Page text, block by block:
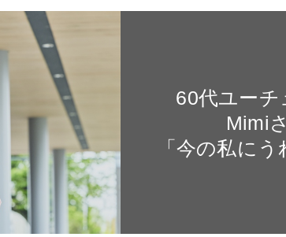
60代ユーチ
Mimi
「今の私にう